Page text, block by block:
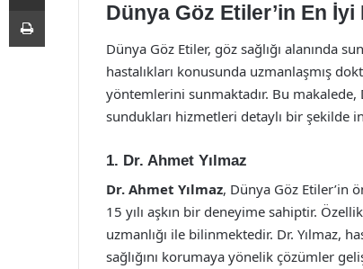
Dünya Göz Etiler’in En İyi
Dünya Göz Etiler, göz sağlığı alanında
hastalıkları konusunda uzmanlaşmış
yöntemlerini sunmaktadır. Bu makalede,
sundukları hizmetleri detaylı bir şekilde
1. Dr. Ahmet Yılmaz
Dr. Ahmet Yılmaz, Dünya Göz Etiler’in
15 yılı aşkın bir deneyime sahiptir.
uzmanlığı ile bilinmektedir. Dr. Yılmaz,
sağlığını korumaya yönelik çözümler